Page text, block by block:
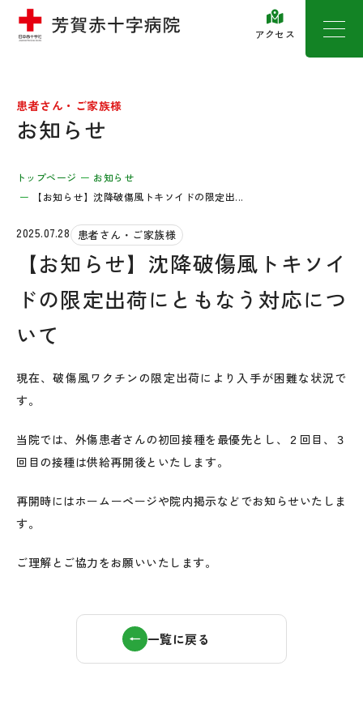
アクセス
患者さん・ご家族様
お知らせ
トップページ
お知らせ
【お知らせ】沈降破傷風トキソイドの限定出...
2025.07.28 患者さん・ご家族様
【お知らせ】沈降破傷風トキソイ
ドの限定出荷にともなう対応につ
いて
現在、破傷風ワクチンの限定出荷により入手が困難な状況で
す。
当院では、外傷患者さんの初回接種を最優先とし、２回目、３
回目の接種は供給再開後といたします。
再開時にはホームーページや院内掲示などでお知らせいたしま
す。
ご理解とご協力をお願いいたします。
一覧に戻る